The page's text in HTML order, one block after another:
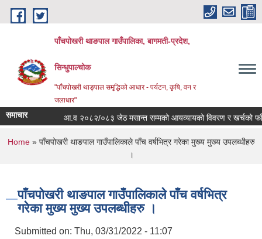
Skip to main content
पाँचपोखरी थाङपाल गाउँपालिका, बागमती-प्रदेश,
सिन्धुपाल्चोक
"पाँचपोखरी थाङ्पाल समृद्धिको आधार - पर्यटन, कृषि, वन र
जलाधार"
समाचार आ.व २०८२/०८३ जेठ मसान्त सम्मको आयव्यायको विवरण र खर्चको
You are here
Home» पाँचपोखरी थाङपाल गाउँपालिकाले पाँच वर्षभित्र गरेका मुख्य मुख्य उपलब्धीहरु
।
पाँचपोखरी थाङपाल गाउँपालिकाले पाँच वर्षभित्र
गरेका मुख्य मुख्य उपलब्धीहरु ।
Submitted on: Thu, 03/31/2022 - 11:07